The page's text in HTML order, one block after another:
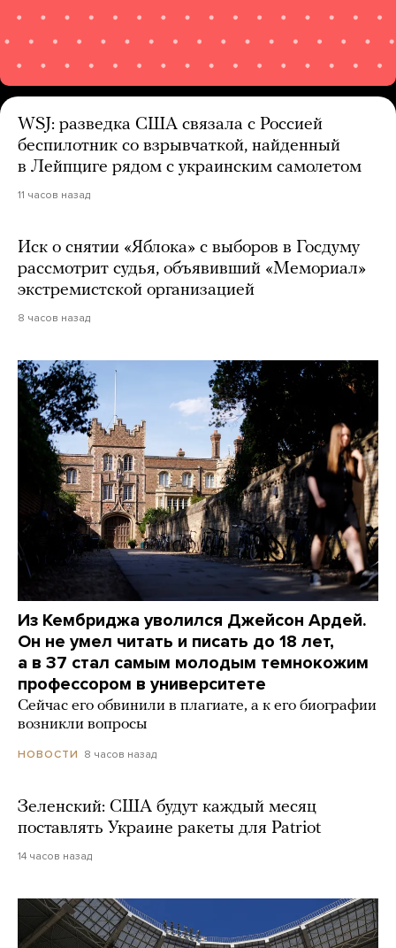
WSJ: разведка США связала с Россией
беспилотник со взрывчаткой, найденный
в Лейпциге рядом с украинским самолетом
11 часов назад
Иск о снятии «Яблока» с выборов в Госдуму
рассмотрит судья, объявивший «Мемориал»
экстремистской организацией
8 часов назад
Из Кембриджа уволился Джейсон Ардей.
Он не умел читать и писать до 18 лет,
а в 37 стал самым молодым темнокожим
профессором в университете
Сейчас его обвинили в плагиате, а к его биографии
возникли вопросы
НОВОСТИ 8 часов назад
Зеленский: США будут каждый месяц
поставлять Украине ракеты для Patriot
14 часов назад